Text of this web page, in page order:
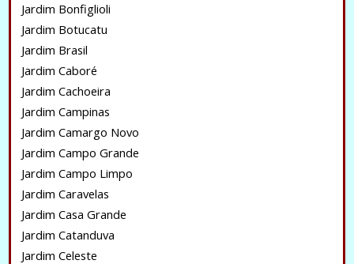
Jardim Bonfiglioli
Jardim Botucatu
Jardim Brasil
Jardim Caboré
Jardim Cachoeira
Jardim Campinas
Jardim Camargo Novo
Jardim Campo Grande
Jardim Campo Limpo
Jardim Caravelas
Jardim Casa Grande
Jardim Catanduva
Jardim Celeste